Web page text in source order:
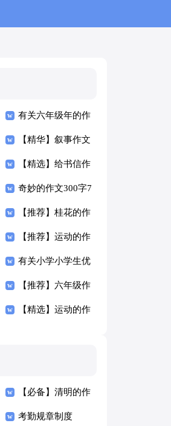
有关六年级年的作
文300字集合6篇
【精华】叙事作文
300字合集9篇
【精选】给书信作
文300字合集6篇
奇妙的作文300字7
篇
【推荐】桂花的作
文300字四篇
【推荐】运动的作
文300字汇总5篇
有关小学小学生优
秀作文300字汇编7
篇
【推荐】六年级作
文300字汇编8篇
【精选】运动的作
【必备】清明的作
文300字4篇
考勤规章制度